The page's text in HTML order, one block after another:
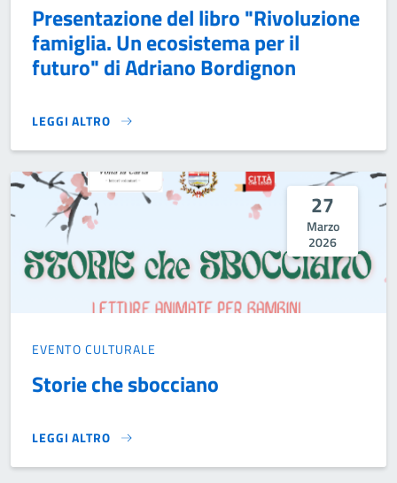
Presentazione del libro "Rivoluzione
famiglia. Un ecosistema per il
futuro" di Adriano Bordignon
LEGGI ALTRO
PRESENTAZIONE DEL LIBRO "RIVOLUZIONE FAMIGLIA. UN
27
Marzo
2026
EVENTO CULTURALE
Storie che sbocciano
LEGGI ALTRO
STORIE CHE SBOCCIANO}